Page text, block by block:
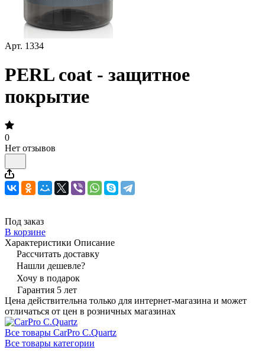
Арт. 1334
PERL coat - защитное
покрытие
0
Нет отзывов
Под заказ
В корзине
Характеристики Описание
Рассчитать доставку
Нашли дешевле?
Хочу в подарок
Гарантия 5 лет
Цена действительна только для интернет-магазина и может
отличаться от цен в розничных магазинах
Все товары CarPro C.Quartz
Все товары категории